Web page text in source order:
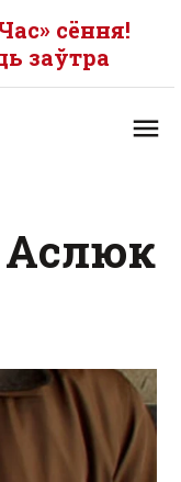
сёння!
заўтра
Аслюк